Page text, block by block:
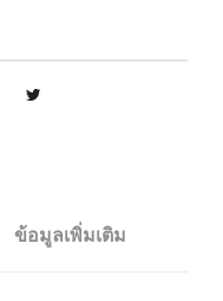
ข้อมูลเพิ่มเติม